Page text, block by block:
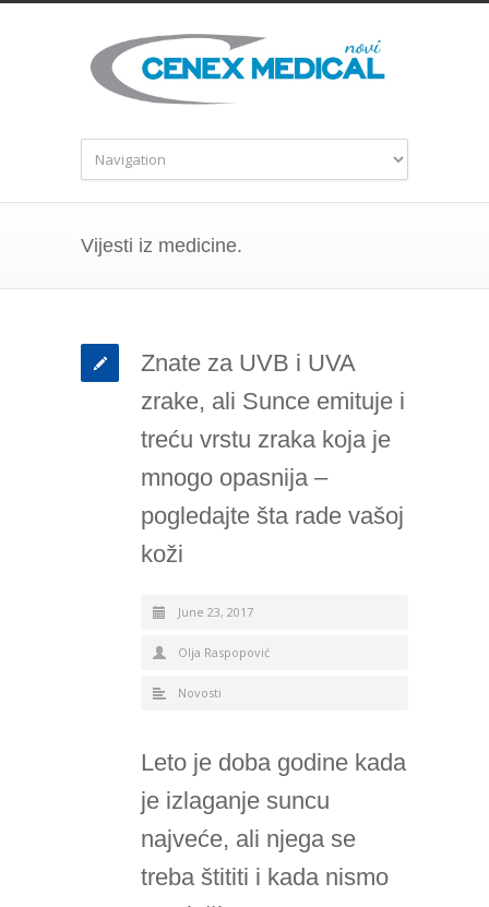
Vijesti iz medicine.
Znate za UVB i UVA
zrake, ali Sunce emituje i
treću vrstu zraka koja je
mnogo opasnija –
pogledajte šta rade vašoj
koži
June 23, 2017
Olja Raspopović
Novosti
Leto je doba godine kada
je izlaganje suncu
najveće, ali njega se
treba štititi i kada nismo